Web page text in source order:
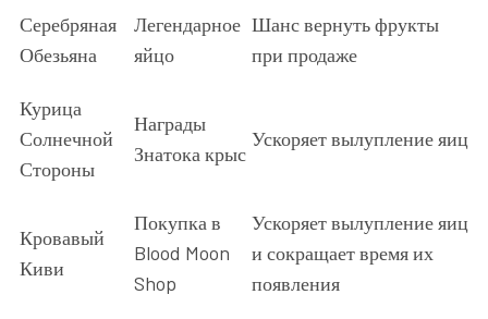
Серебряная
Обезьяна
Легендарное
яйцо
Шанс вернуть фрукты
при продаже
Курица
Солнечной
Стороны
Награды
Знатока крыс
Ускоряет вылупление яиц
Кровавый
Киви
Покупка в
Blood Moon
Shop
Ускоряет вылупление яиц
и сокращает время их
появления